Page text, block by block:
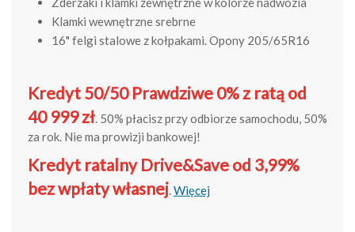
Klamki wewnętrzne srebrne
16" felgi stalowe z kołpakami. Opony 205/65R16
Kredyt 50/50 Prawdziwe 0% z ratą od
40 999 zł. 50% płacisz przy odbiorze samochodu, 50%
za rok. Nie ma prowizji bankowej!
Kredyt ratalny Drive&Save od 3,99%
bez wpłaty własnej.Więcej